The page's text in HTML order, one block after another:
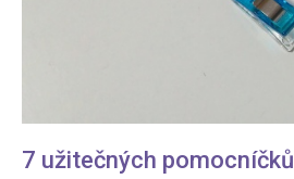
7 užitečných pomocníčků